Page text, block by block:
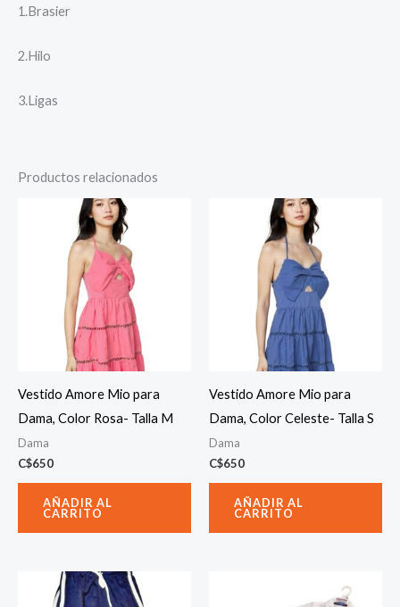
1.Brasier
2.Hilo
3.Ligas
Productos relacionados
Vestido Amore Mio para
Dama, Color Rosa- Talla M
Dama
C$650
AÑADIR AL
CARRITO
Vestido Amore Mio para
Dama, Color Celeste- Talla S
Dama
C$650
AÑADIR AL
CARRITO